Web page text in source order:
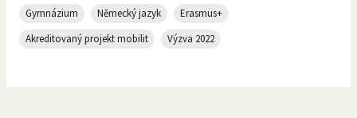
Gymnázium Německý jazyk
Erasmus+
Akreditovaný projekt mobilit
Výzva 2022